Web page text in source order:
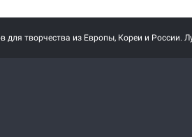
творчества из Европы, Кореи и России.